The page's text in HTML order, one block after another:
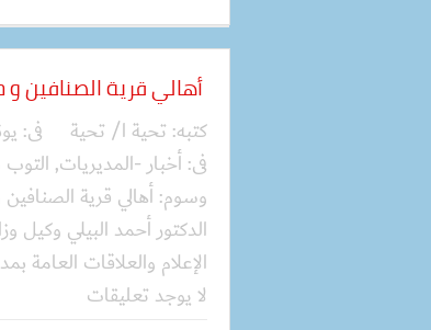
أهالي قرية الصنافين و
كتبه: تحية ا/ تحية فى:
فى:أخبار -المديريات,
وسوم:أهالي قرية الصنافين و
الدكتور أحمد البيلي وكيل
الإعلام والعلاقات العامة
لا يوجد تعليقات